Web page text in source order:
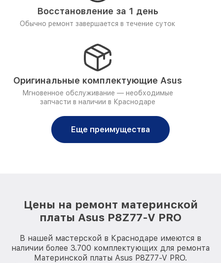
Восстановление за 1 день
Обычно ремонт завершается в течение суток
Оригинальные комплектующие Asus
Мгновенное обслуживание — необходимые
запчасти в наличии в Краснодаре
Еще преимущества
Цены на ремонт материнской
платы Asus P8Z77-V PRO
В нашей мастерской в Краснодаре имеются в
наличии более 3.700 комплектующих для ремонта
Материнской платы Asus P8Z77-V PRO.